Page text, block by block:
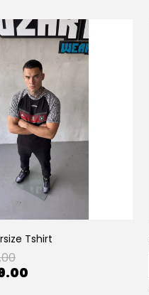
Tshirt